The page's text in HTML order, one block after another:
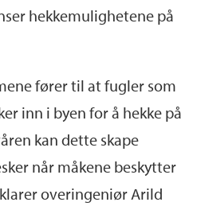
hekkemulighetene på
fører til at fugler som
inn i byen for å hekke på
kan dette skape
når måkene beskytter
overingeniør Arild